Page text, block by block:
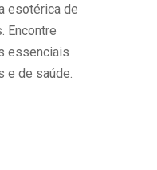
esotérica de
Encontre
essenciais
e de saúde.